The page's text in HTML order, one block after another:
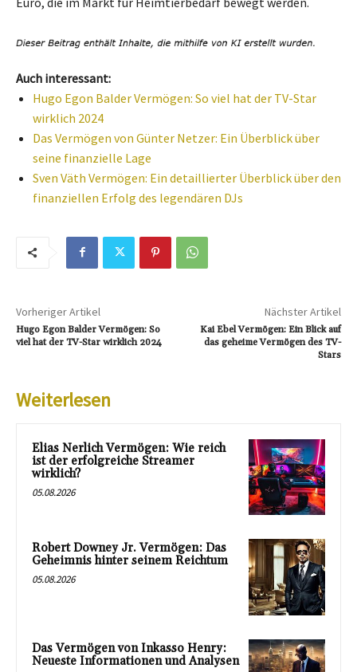
Auch interessant:
Hugo Egon Balder Vermögen: So viel hat der TV-Star
wirklich 2024
Das Vermögen von Günter Netzer: Ein Überblick über
seine finanzielle Lage
Sven Väth Vermögen: Ein detaillierter Überblick über den
finanziellen Erfolg des legendären DJs
Vorheriger Artikel
Hugo Egon Balder Vermögen: So
viel hat der TV-Star wirklich 2024
Nächster Artikel
Kai Ebel Vermögen: Ein Blick auf
das geheime Vermögen des TV-
Stars
Weiterlesen
Elias Nerlich Vermögen: Wie reich
ist der erfolgreiche Streamer
wirklich?
05.08.2026
Robert Downey Jr. Vermögen: Das
Geheimnis hinter seinem Reichtum
05.08.2026
Das Vermögen von Inkasso Henry:
Neueste Informationen und Analysen